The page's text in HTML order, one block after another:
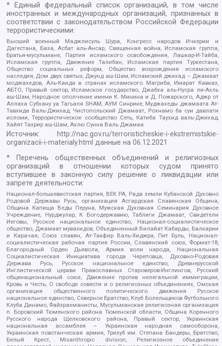
* Единый федеральный список организаций, в том числе
иностранных и международных организаций, признанных в
соответствии с законодательством Российской Федерации
террористическими:
Высший военный Маджлисуль Шура, Конгресс народов Ичкерии и
Дагестана, База, Асбат аль-Ансар, Священная война, Исламская группа,
Братья-мусульмане, Партия исламского освобождения, Лашкар-И-Тайба,
Исламская группа, Движение Талибан, Исламская партия Туркестана,
Общество социальных реформ, Общество возрождения исламского
наследия, Дом двух святых, Джунд аш-Шам, Исламский джихад – Джамаат
моджахедов, Аль-Каида в странах исламского Магриба, Имарат Кавказ,
АБТО, Правый сектор, Исламское государство, Джабха аль-Нусра ли-Ахль
аш-Шам, Народное ополчение имени К. Минина и Д. Пожарского, Аджр от
Аллаха Субхану уа Тагьаля SHAM, АУМ Синрике, Муджахеды джамаата Ат-
Тавхида Валь-Джихад, Чистопольский Джамаат, Рохнамо ба суи давлати
исломи, Террористическое сообщество Сеть, Катиба Таухид валь-Джихад,
Хайят Тахрир аш-Шам, Ахлю Сунна Валь Джамаа
Источник:
http://nac.gov.ru/terroristicheskie-i-ekstremistskie-
organizacii-i-materialy.html данные на06.12.2021
* Перечень общественных объединений и религиозных
организаций в отношении которых судом принято
вступившее в законную силу решение о ликвидации или
запрете деятельности:
Национал-большевистская партия, ВЕК РА, Рада земли Кубанской Духовно
Родовой Державы Русь, организация Асгардская Славянская Община,
Община Капища Веды Перуна, Мужская Духовная Семинария Духовное
Учреждение, Нурджулар, К Богодержавию, Таблиги Джамаат, Свидетели
Иеговы, Русское национальное единство, Национал-социалистическое
общество, Джамаат мувахидов, Объединенный Вилайат Кабарды, Балкарии
и Карачая, Союз славян, Ат-Такфир Валь-Хиджра, Пит Буль, Национал-
социалистическая рабочая партия России, Славянский союз, Формат-18,
Благородный Орден Дьявола, Армия воли народа, Национальная
Социалистическая Инициатива города Череповца, Духовно-Родовая
Держава Русь, Русское национальное единство, Древнерусской
Инглистической церкви Православных Староверов-Инглингов, Русский
общенациональный союз, Движение против нелегальной иммиграции,
Кровь и Честь, О свободе совести и о религиозных объединениях, Омская
организация общественного политического движения Русское
национальное единство, Северное Братство, Клуб Болельщиков Футбольного
Клуба Динамо, Файзрахманисты, Мусульманская религиозная организация
п. Боровский Тюменского района Тюменской области, Община Коренного
Русского народа Щелковского района, Правый сектор, Украинская
национальная ассамблея – Украинская народная самооборона,
Украинская повстанческая армия, Тризуб им. Степана Бандеры, Братство,
Белый Крест, Misanthropic division, Религиозное объединение